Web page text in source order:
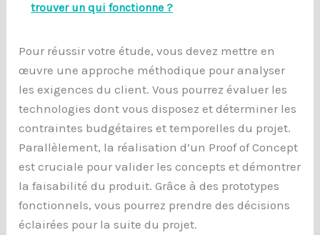
trouver un qui fonctionne ?
Pour réussir votre étude, vous devez mettre en
œuvre une approche méthodique pour analyser
les exigences du client. Vous pourrez évaluer les
technologies dont vous disposez et déterminer les
contraintes budgétaires et temporelles du projet.
Parallèlement, la réalisation d’un Proof of Concept
est cruciale pour valider les concepts et démontrer
la faisabilité du produit. Grâce à des prototypes
fonctionnels, vous pourrez prendre des décisions
éclairées pour la suite du projet.